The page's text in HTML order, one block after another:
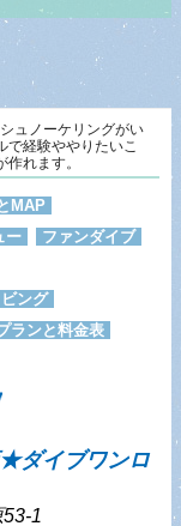
ュノーケリングがい
で経験ややりたいこ
れます。
MAP
ー
ファンダイブ
ング
ランと料金表
ダイブワンロ
1